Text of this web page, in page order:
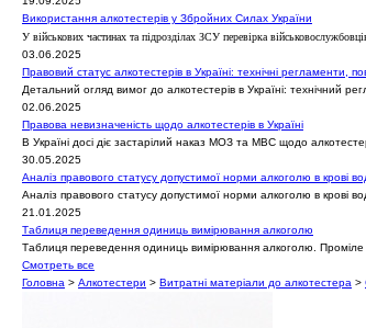
Використання алкотестерів у Збройних Силах України
У військових частинах та підрозділах ЗСУ перевірка
03.06.2025
Правовий статус алкотестерів в Україні: технічні регламенти,
Детальний огляд вимог до алкотестерів в Україні: технічний
02.06.2025
Правова невизначеність щодо алкотестерів в Україні
В Україні досі діє застарілий наказ МОЗ та МВС щодо
30.05.2025
Аналіз правового статусу допустимої норми алкоголю в крові
Аналіз правового статусу допустимої норми алкоголю в крові
21.01.2025
Таблиця переведення одиниць вимірювання алкоголю
Таблиця переведення одиниць вимірювання алкоголю. Проміле
Смотреть все
Головна > Алкотестери > Витратні матеріали до алкотестера >